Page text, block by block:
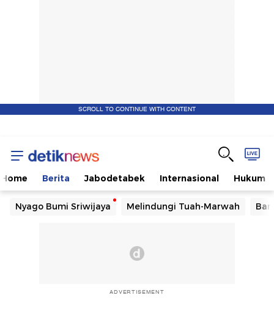
SCROLL TO CONTINUE WITH CONTENT
Home Berita Jabodetabek Internasional Hukum
Nyago Bumi Sriwijaya Melindungi Tuah-Marwah
ADVERTISEMENT